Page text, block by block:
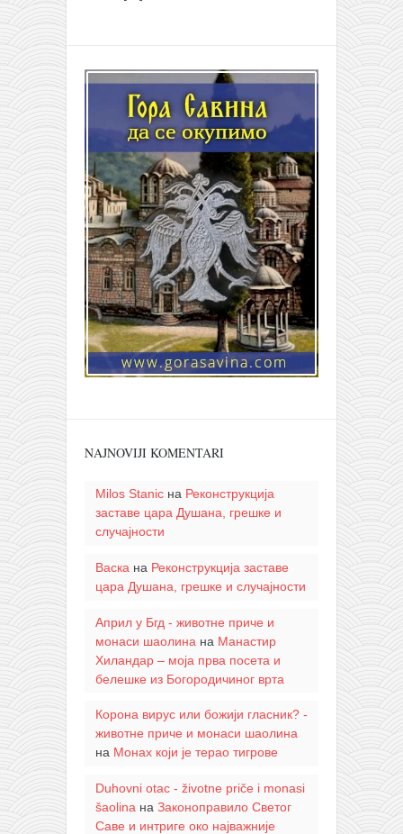
NAJNOVIJI KOMENTARI
Milos Stanicна Реконструкција
заставе цара Душана, грешке и
случајности
Васка на Реконструкција заставе
цара Душана, грешке и случајности
Април у Бгд - животне приче и
монаси шаолина на Манастир
Хиландар – моја прва посета и
белешке из Богородичиног врта
Корона вирус или божији гласник? -
животне приче и монаси шаолина
на Монах који је терао тигрове
Duhovni otac - životne priče i monasi
šaolina на Законоправило Светог
Саве и интриге око најважније